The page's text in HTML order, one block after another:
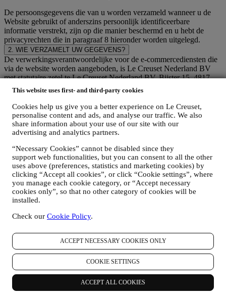
This website uses first- and third-party cookies
Cookies help us give you a better experience on Le Creuset,
personalise content and ads, and analyse our traffic. We also
share information about your use of our site with our
advertising and analytics partners.
“Necessary Cookies” cannot be disabled since they
support web functionalities, but you can consent to all the other
uses above (preferences, statistics and marketing cookies) by
clicking “Accept all cookies”, or click “Cookie settings”, where
you manage each cookie category, or “Accept necessary
cookies only”, so that no other category of cookies will be
installed.
Check our Cookie Policy.
ACCEPT NECESSARY COOKIES ONLY
COOKIE SETTINGS
ACCEPT ALL COOKIES
De persoonsgegevens die van u worden verzameld wanneer u de
Website gebruikt of anderszins persoonlijk identificeerbare
informatie verstrekt, zijn op die manier beschermd en u hebt de
privacyrechten die in paragraaf 8 hieronder worden uitgelegd.
2. WIE VERZAMELT UW GEGEVENS?
De verwerkingsverantwoordelijke voor de e-commercediensten die
via de website worden aangeboden, is Le Creuset Nederland BV
met statutaire zetel te Le Creuset Nederland BV, Bijster 15, 4817
HZ Breda, Nederland.
Als u ermee instemt om marketingboodschappen van ons te
ontvangen, worden uw gegevens onderdeel van de
consumentendatabase van Le Creuset Group, die als
gegevensbeheerder wordt beheerd door Le Creuset Group AG, met
het kantoor in Hofstrasse 1A,Neuhofstrasse 4 , Baar, Zugo, 6340
kantoor in Paseo de Gracia 9, 2º, 08007 Barcelona, Spanje, heeft
aangesteld als vertegenwoordiger in de EU), op basis van een
overeenkomst tot gezamenlijke zeggenschap die in wezen voorziet
in (a) Le Creuset Group AG die verantwoordelijk is voor de
algemene strategie met betrekking tot marketing en
gepersonaliseerde klantervaring; (b) lokale Le Creuset-entiteiten die
profiteren van deze strategie en deze uitvoeren, alsmede
onafhankelijk marketingcommunicatie/initiatieven ontwikkelen op
lokaal niveau (binnen een bepaald land); (c) beide gezamenlijk
beheerders die nodig zijn om de verzoeken van uw betrokkene om
rechten af te handelen.
3. WAAROM VERZAMELEN WIJ DEZE GEGEVENS?
Wij kunnen uw gegevens verwerken voor de volgende doeleinden:
VOOR ONZE WETTELIJKE VERPLICHTINGEN
Mogelijk moeten we bepaalde gegevens over u verwerken om